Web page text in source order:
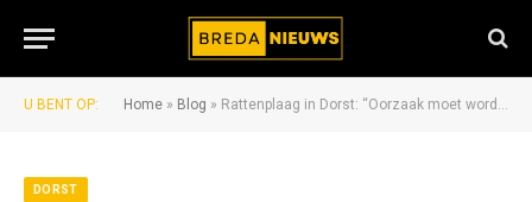
U BENT OP: Home » Blog » Rattenplaag in Dorst: “Oorzaak moet worden aangepakt”
DORST